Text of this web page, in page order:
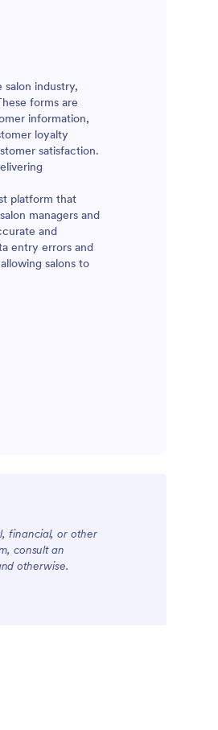
да променяте
цветовете, фона и или да
в уебсайта си или да го
като самостоятелна форма.
industry,
forms are
information,
loyalty
satisfaction.
platform that
managers and
and
entry errors and
salons to
financial, or other
consult an
otherwise.